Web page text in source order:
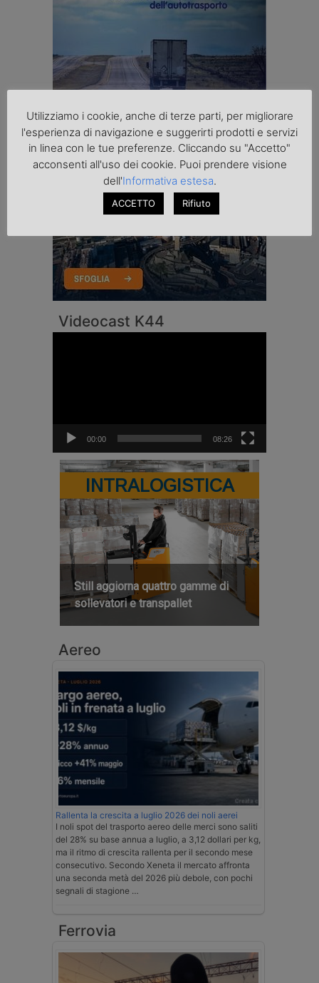
Videocast K44
00:00 08:26
INTRALOGISTICA
Still aggiorna quattro gamme di
sollevatori e transpallet
Aereo
Rallenta la crescita a luglio 2026 dei noli aerei
I noli spot del trasporto aereo delle merci sono saliti
del 28% su base annua a luglio, a 3,12 dollari per kg,
ma il ritmo di crescita rallenta per il secondo mese
consecutivo. Secondo Xeneta il mercato affronta
una seconda metà del 2026 più debole, con pochi
segnali di stagione …
Ferrovia
Utilizziamo i cookie, anche di terze parti, per migliorare
l'esperienza di navigazione e suggerirti prodotti e servizi
in linea con le tue preferenze. Cliccando su "Accetto"
acconsenti all'uso dei cookie. Puoi prendere visione
dell'Informativa estesa.
ACCETTO Rifiuto